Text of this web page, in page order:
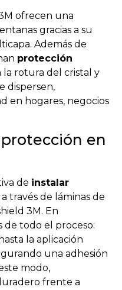
ofrecen una
gracias a su
Además de
protección
rotura del cristal y
dispersen,
en hogares, negocios
en
de instalar
a través de láminas de
3M. En
de todo el proceso:
la aplicación
una adhesión
modo,
frente a